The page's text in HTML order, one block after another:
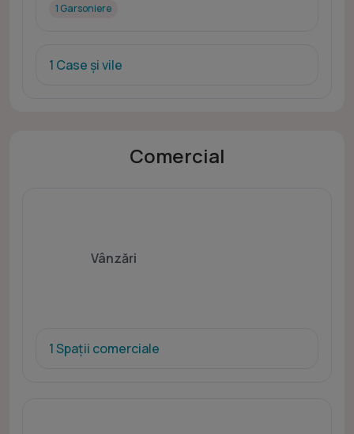
1 Garsoniere
1 Case și vile
Comercial
Vânzări
1 Spații comerciale